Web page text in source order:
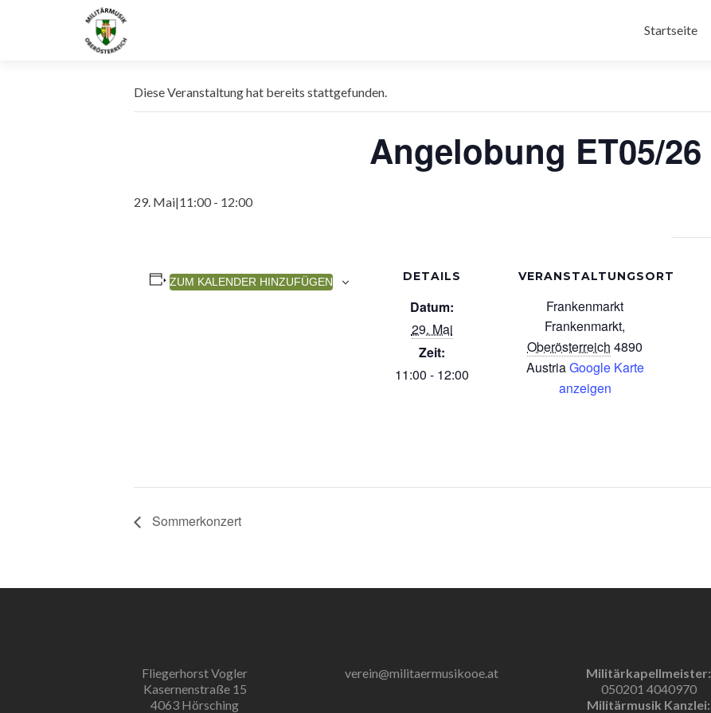
Inhalt
Startseite
Diese Veranstaltung hat bereits stattgefunden.
Angelobung ET05/26
29. Mai|11:00 - 12:00
ZUM KALENDER HINZUFÜGEN DETAILS
Datum:
29. Mai
Zeit:
11:00 - 12:00
VERANSTALTUNGSORT
Frankenmarkt
Frankenmarkt,
Oberösterreich 4890
AustriaGoogle Karte
anzeigen
Sommerkonzert
Fliegerhorst Vogler
Kasernenstraße 15
4063 Hörsching
verein@militaermusikooe.at
Militärkapellmeister:
050201 4040970
Militärmusik Kanzlei: